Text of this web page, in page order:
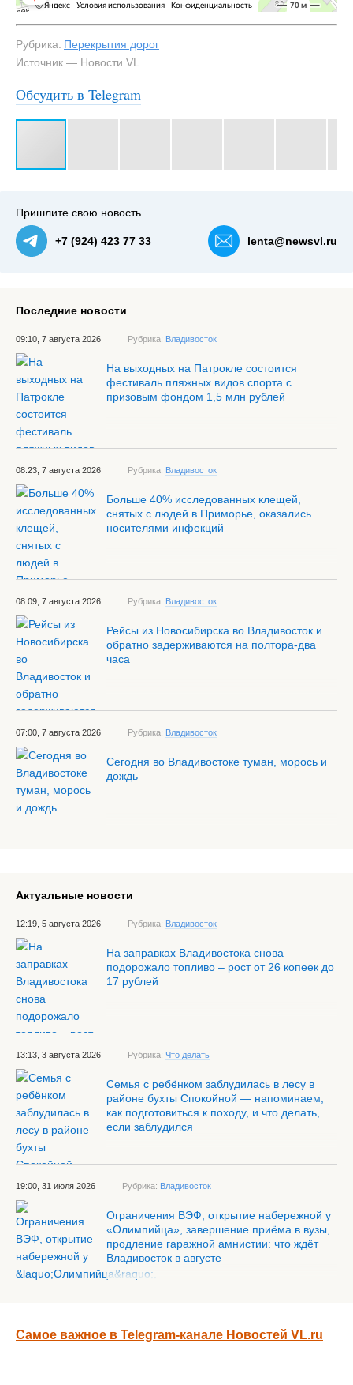
Рубрика: Перекрытия дорог
Источник — Новости VL
Обсудить в Telegram
Пришлите свою новость
+7 (924) 423 77 33 lenta@newsvl.ru
Последние новости
09:10, 7 августа 2026 Рубрика: Владивосток
На выходных на Патрокле состоится
фестиваль пляжных видов спорта с
призовым фондом 1,5 млн рублей
08:23, 7 августа 2026 Рубрика: Владивосток
Больше 40% исследованных клещей,
снятых с людей в Приморье, оказались
носителями инфекций
08:09, 7 августа 2026 Рубрика: Владивосток
Рейсы из Новосибирска во Владивосток и
обратно задерживаются на полтора-два
часа
07:00, 7 августа 2026 Рубрика: Владивосток
Сегодня во Владивостоке туман, морось и
дождь
Актуальные новости
12:19, 5 августа 2026 Рубрика: Владивосток
На заправках Владивостока снова
подорожало топливо – рост от 26 копеек до
17 рублей
13:13, 3 августа 2026 Рубрика: Что делать
Семья с ребёнком заблудилась в лесу в
районе бухты Спокойной — напоминаем,
как подготовиться к походу, и что делать,
если заблудился
19:00, 31 июля 2026 Рубрика: Владивосток
Ограничения ВЭФ, открытие набережной у
«Олимпийца», завершение приёма в вузы,
продление гаражной амнистии: что ждёт
Владивосток в августе
Самое важное в Telegram-канале Новостей VL.ru